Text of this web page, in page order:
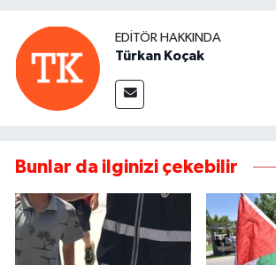
EDITÖR HAKKINDA
Türkan Koçak
Bunlar da ilginizi çekebilir